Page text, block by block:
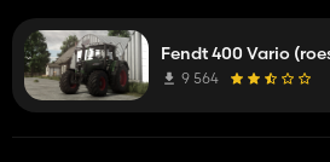
Fendt 400 Vario
9 564